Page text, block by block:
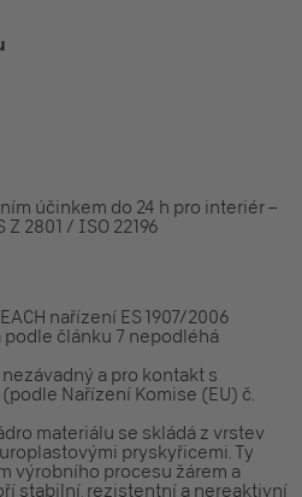
účinkem do 24 h pro interiér –
2801 / ISO 22196
nařízení ES 1907/2006
článku 7 nepodléhá
a pro kontakt s
Nařízení Komise (EU) č.
materiálu se skládá z vrstev
pryskyřicemi. Ty
výrobního procesu žárem a
stabilní, rezistentní a nereaktivní